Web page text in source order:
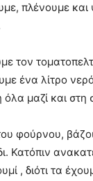
πλένουμε
τον
ένα λίτρο
όλα μαζί και
φούρνου,
Κατόπιν
, διότι τα